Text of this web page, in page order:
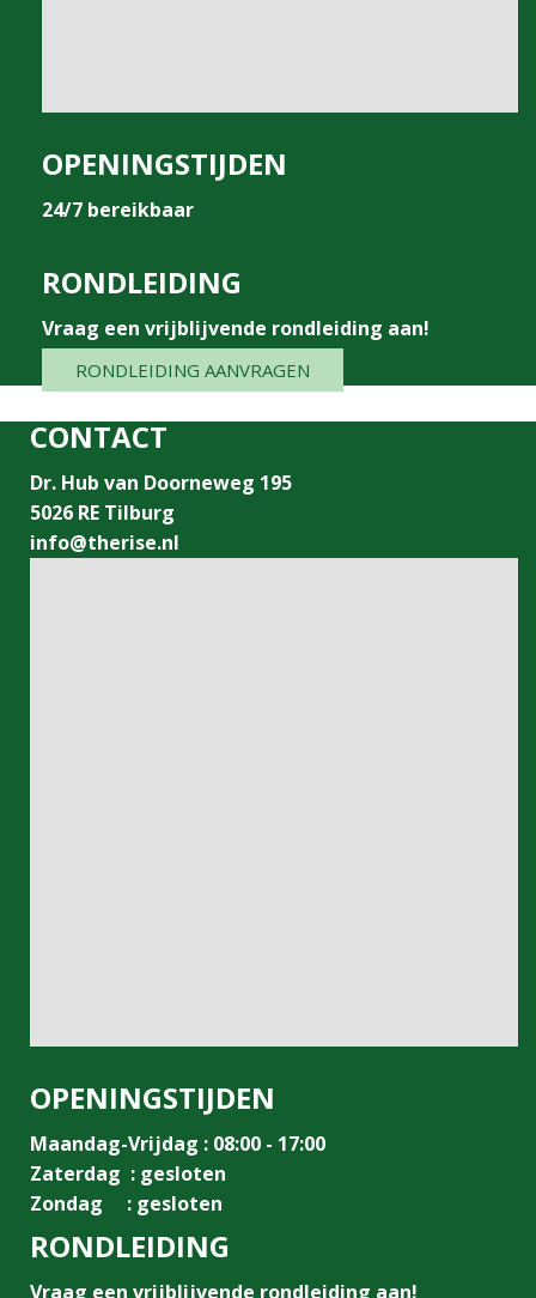
OPENINGSTIJDEN
24/7 bereikbaar
RONDLEIDING
Vraag een vrijblijvende rondleiding aan!
RONDLEIDING AANVRAGEN
CONTACT
Dr. Hub van Doorneweg 195
5026 RE Tilburg
info@therise.nl
OPENINGSTIJDEN
Maandag-Vrijdag : 08:00 - 17:00
Zaterdag : gesloten
Zondag : gesloten
RONDLEIDING
Vraag een vrijblijvende rondleiding aan!